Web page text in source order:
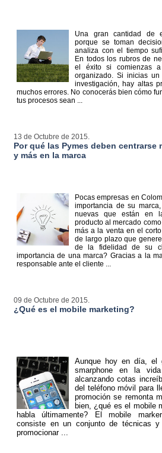
Una gran cantidad de
porque se toman
analiza con el tiempo
En todos los rubros de
el éxito si comienzas
organizado. Si inicias
investigación, hay altas
muchos errores. No conocerás bien cómo
tus procesos sean ...
13 de Octubre de 2015.
Por qué las Pymes deben centrarse
y más en la marca
Pocas empresas en
importancia de su
nuevas que están en
producto al mercado
más a la venta en el
de largo plazo que
de la fidelidad de su
importancia de una marca? Gracias a la
responsable ante el cliente ...
09 de Octubre de 2015.
¿Qué es el mobile marketing?
Aunque hoy en día, el
smarphone en la
alcanzando cotas
del teléfono móvil para
promoción se remonta
bien, ¿qué es el mobile
habla últimamente?
El mobile
consiste en un conjunto de técnicas y
promocionar ...